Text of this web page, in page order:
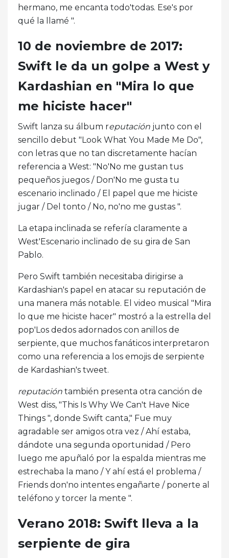
hermano, me encanta todo'todas. Ese's por
qué la llamé ".
10 de noviembre de 2017:
Swift le da un golpe a West y
Kardashian en "Mira lo que
me hiciste hacer"
Swift lanza su álbum reputación junto con el
sencillo debut "Look What You Made Me Do",
con letras que no tan discretamente hacían
referencia a West: "No'No me gustan tus
pequeños juegos / Don'No me gusta tu
escenario inclinado / El papel que me hiciste
jugar / Del tonto / No, no'no me gustas ".
La etapa inclinada se refería claramente a
West'Escenario inclinado de su gira de San
Pablo.
Pero Swift también necesitaba dirigirse a
Kardashian's papel en atacar su reputación de
una manera más notable. El video musical "Mira
lo que me hiciste hacer" mostró a la estrella del
pop'Los dedos adornados con anillos de
serpiente, que muchos fanáticos interpretaron
como una referencia a los emojis de serpiente
de Kardashian's tweet.
reputación también presenta otra canción de
West diss, "This Is Why We Can't Have Nice
Things ", donde Swift canta," Fue muy
agradable ser amigos otra vez / Ahí estaba,
dándote una segunda oportunidad / Pero
luego me apuñaló por la espalda mientras me
estrechaba la mano / Y ahí está el problema /
Friends don'no intentes engañarte / ponerte al
teléfono y torcer la mente ".
Verano 2018: Swift lleva a la
serpiente de gira